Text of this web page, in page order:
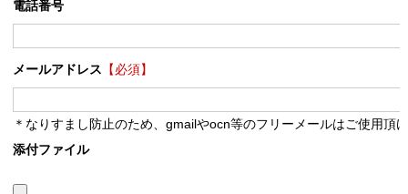
電話番号
メールアドレス 【必須】
＊なりすまし防止のため、gmailやocn等のフリーメールはご使用頂
添付ファイル